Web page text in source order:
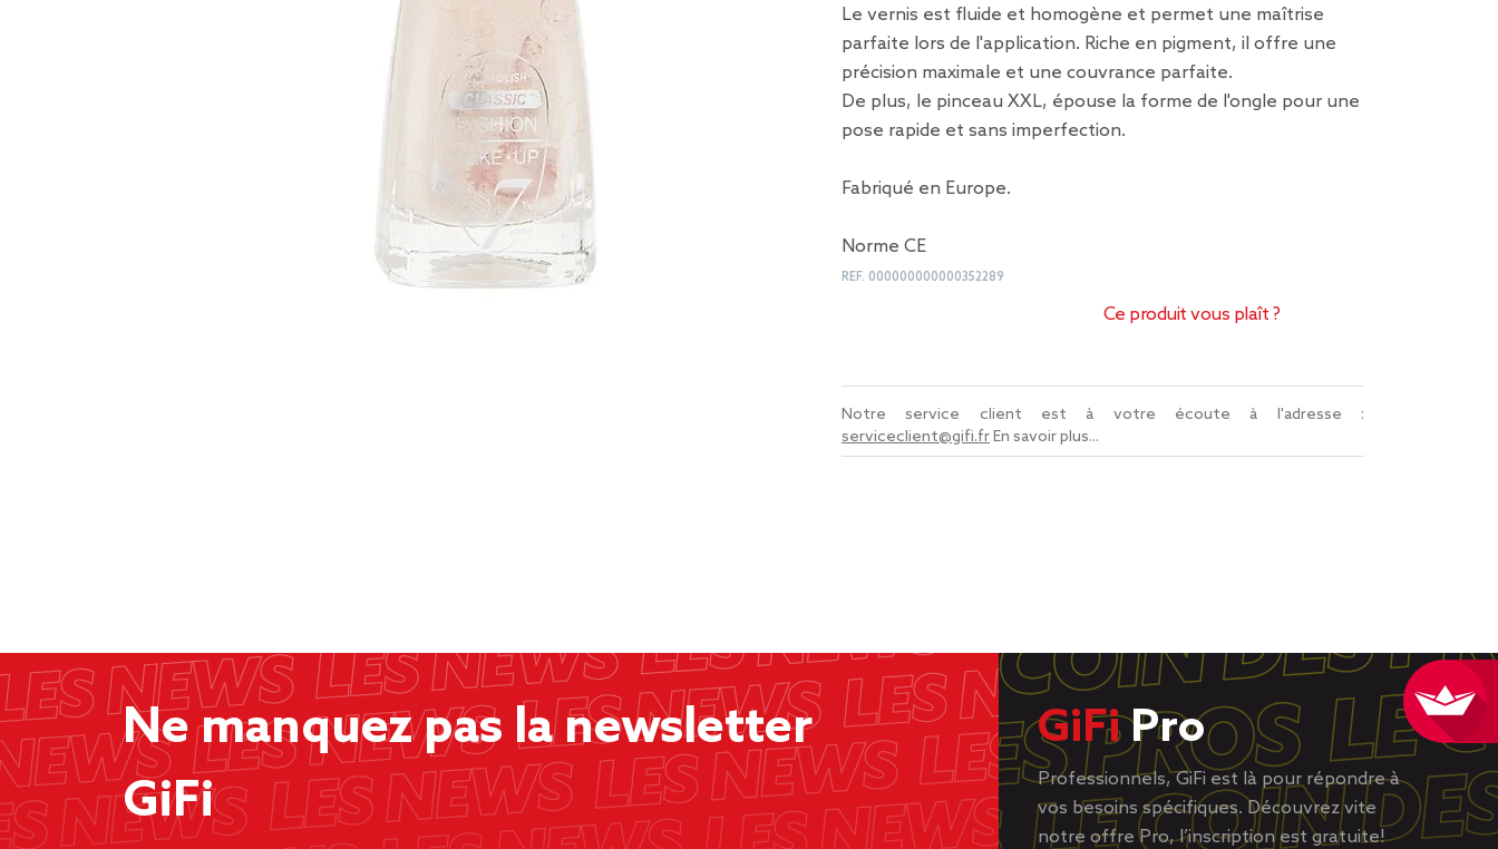
Le vernis est fluide et homogène et permet une maîtrise
parfaite lors de l'application. Riche en pigment, il offre une
précision maximale et une couvrance parfaite.
De plus, le pinceau XXL, épouse la forme de l'ongle pour une
pose rapide et sans imperfection.
Fabriqué en Europe.
Norme CE
REF. 000000000000352289
Ce produit vous plaît ?
Notre service client est à votre écoute à l'adresse :
serviceclient@gifi.frEn savoir plus...
Ne manquez pas la newsletter
GiFi
GiFiPro
Professionnels, GiFi est là pour répondre à
vos besoins spécifiques. Découvrez vite
notre offre Pro, l’inscription est gratuite!